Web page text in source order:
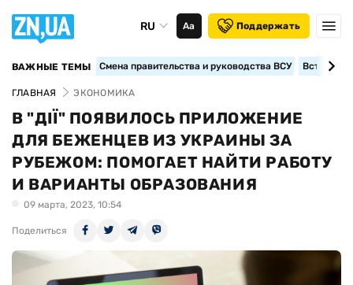
RU Аа Поддержать
ВАЖНЫЕ ТЕМЫ Смена правительства и руководства ВСУ
ГЛАВНАЯ ЭКОНОМИКА
В "ДІЇ" ПОЯВИЛОСЬ ПРИЛОЖЕНИЕ
ДЛЯ БЕЖЕНЦЕВ ИЗ УКРАИНЫ ЗА
РУБЕЖОМ: ПОМОГАЕТ НАЙТИ РАБОТУ
И ВАРИАНТЫ ОБРАЗОВАНИЯ
09 марта, 2023, 10:54
Поделиться